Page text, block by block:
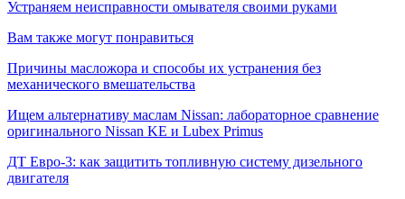
Устраняем неисправности омывателя своими руками
Вам также могут понравиться
Причины масложора и способы их устранения без
механического вмешательства
Ищем альтернативу маслам Nissan: лабораторное сравнение
оригинального Nissan KE и Lubex Primus
ДТ Евро-3: как защитить топливную систему дизельного
двигателя